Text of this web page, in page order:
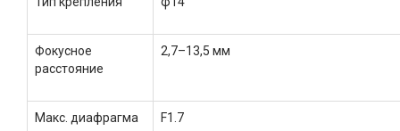
Фокусное
расстояние
2,7–13,5 мм
Макс. диафрагма F1.7